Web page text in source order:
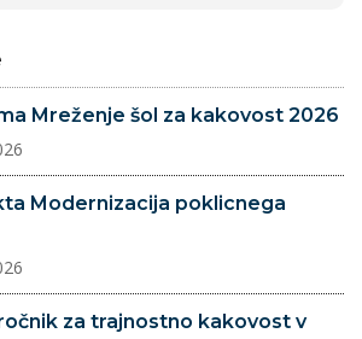
Mreženje šol za kakovost 2026
Modernizacija poklicnega
za trajnostno kakovost v